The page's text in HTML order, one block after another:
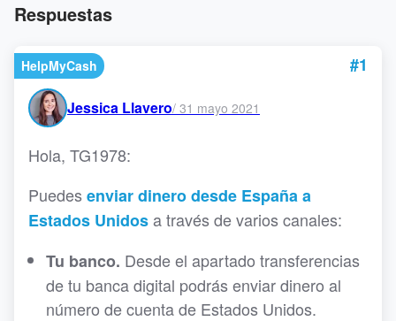
Respuestas
HelpMyCash #1
Jessica Llavero/ 31 mayo 2021
Hola, TG1978:
Puedes enviar dinero desde España a
Estados Unidosa través de varios canales:
Tu banco. Desde el apartado transferencias
de tu banca digital podrás enviar dinero al
número de cuenta de Estados Unidos.